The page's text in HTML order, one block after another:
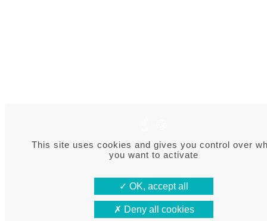
This site uses cookies and gives you control over
you want to activate
OK, accept all
Deny all cookies